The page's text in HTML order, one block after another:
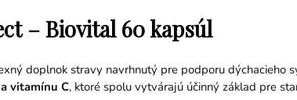
– Biovital 60 kapsúl
doplnok stravy navrhnutý pre podporu
vitamínu C, ktoré spolu vytvárajú účinný základ pre